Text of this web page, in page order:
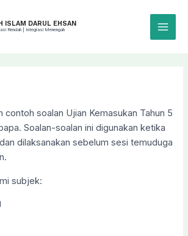
ISLAM DARUL EHSAN
Rendah | Integrasi Menengah
Main
contoh soalan Ujian Kemasukan Tahun 5
Soalan-soalan ini digunakan ketika
dilaksanakan sebelum sesi temuduga
subjek: